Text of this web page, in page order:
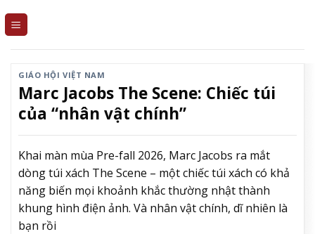
GIÁO HỘI VIỆT NAM
Marc Jacobs The Scene: Chiếc túi
của “nhân vật chính”
Khai màn mùa Pre-fall 2026, Marc Jacobs ra mắt
dòng túi xách The Scene – một chiếc túi xách có khả
năng biến mọi khoảnh khắc thường nhật thành
khung hình điện ảnh. Và nhân vật chính, dĩ nhiên là
bạn rồi